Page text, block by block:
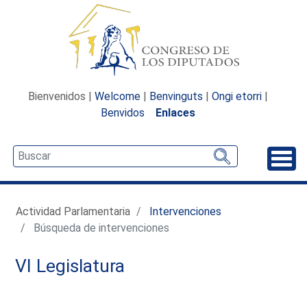
Bienvenidos | Welcome | Benvinguts | Ongi etorri |
Benvidos
Enlaces
Actividad Parlamentaria
Intervenciones
Búsqueda de intervenciones
VI Legislatura